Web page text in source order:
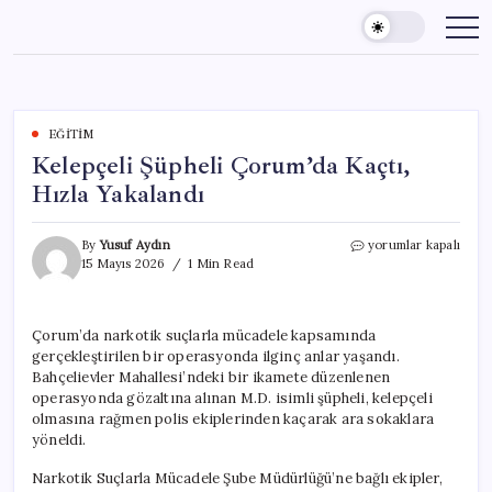
content
EĞITIM
Kelepçeli Şüpheli Çorum’da Kaçtı,
Hızla Yakalandı
ByYusuf Aydın
15 Mayıs 2026
1 Min Read
Kelepçeli
Yakalandı
için
yorumlar kapalı
Çorum’da narkotik suçlarla mücadele kapsamında
gerçekleştirilen bir operasyonda ilginç anlar yaşandı.
Bahçelievler Mahallesi’ndeki bir ikamete düzenlenen
operasyonda gözaltına alınan M.D. isimli şüpheli, kelepçeli
olmasına rağmen polis ekiplerinden kaçarak ara sokaklara
yöneldi.
Narkotik Suçlarla Mücadele Şube Müdürlüğü’ne bağlı ekipler,